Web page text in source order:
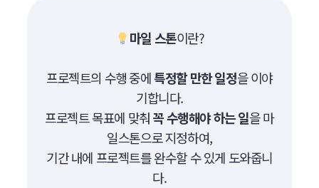
마일 스톤이란?
프로젝트의 수행 중에특정할 만한 일정을 이야
기합니다.
프로젝트 목표에 맞춰꼭 수행해야 하는 일을 마
일스톤으로 지정하여,
기간 내에 프로젝트를 완수할 수 있게 도와줍니
다.